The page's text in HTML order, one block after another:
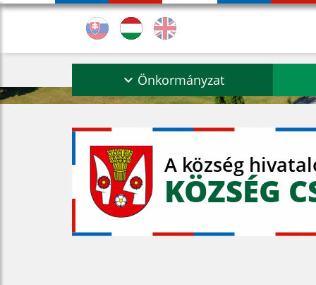
Önkormányzat
A község
KÖZSÉG